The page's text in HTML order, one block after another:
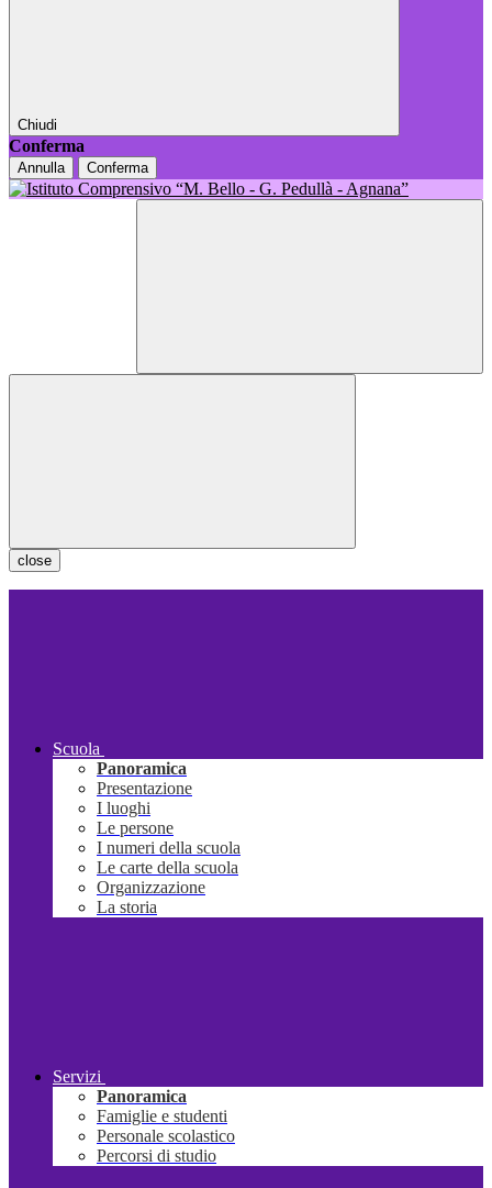
Chiudi
Conferma
Annulla Conferma
close
Scuola
Panoramica
Presentazione
I luoghi
Le persone
I numeri della scuola
Le carte della scuola
Organizzazione
La storia
Servizi
Panoramica
Famiglie e studenti
Personale scolastico
Percorsi di studio